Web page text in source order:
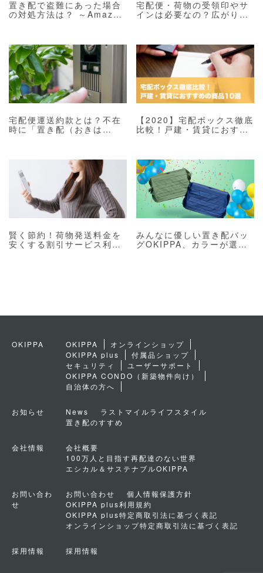
置き配で盗難にあった場合
の対処方法は？ ～Amazon
宅配便・荷物の受領印やサ
インは必要なの？広がり始
宅配便運送約款とは？不在
時に「置き配（おきは
【2020】宅配ボックス徹底
比較！戸建・賃貸におすす
賢く節約！荷物発送料金を
安くする割引サービス利用
みんなに優しい置き配バッ
グOKIPPA、カラーが選べ
OKIPPA OKIPPA
オンラインショップ
OKIPPA plus
付属品ショップ
セキュリティ
ユーザーサポート
OKIPPA CONDO（新築物件向け）
自治体の方へ
お知らせ News
ラストマイルライフスタイル
置き配のすすめ
会社情報
会社概要
100万人と目指す再配達のない世界
エシカル＆サステナブルOKIPPA
お問い合わ
せ
お問い合わせ
個人情報保護方針
OKIPPA plus利用規約
OKIPPA plus特定商取引法に基づく表記
オンラインショップ特定商取引法に基づく表記
採用情報 採用情報